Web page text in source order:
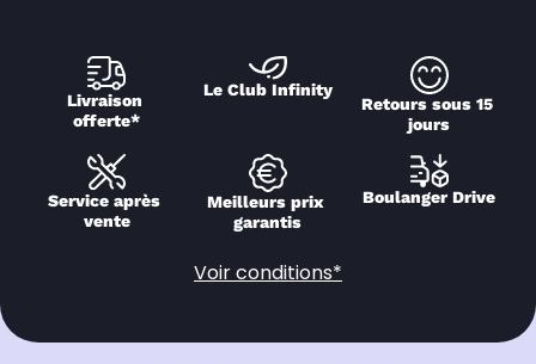
Livraison
offerte*
Le Club Infinity
Retours sous 15
jours
Service après
vente
Meilleurs prix
garantis
Boulanger Drive
Voir conditions*